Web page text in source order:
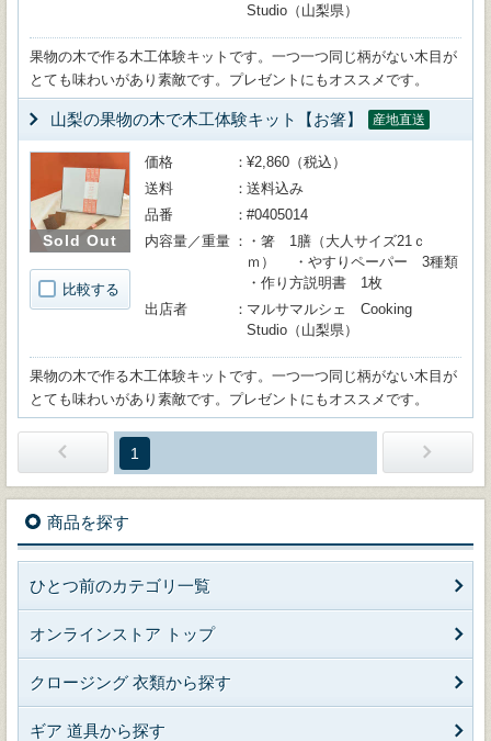
Studio（山梨県）
果物の木で作る木工体験キットです。一つ一つ同じ柄がない木目が
とても味わいがあり素敵です。プレゼントにもオススメです。
山梨の果物の木で木工体験キット【お箸】 産地直送
Sold Out
比較する
価格
¥2,860（税込）
送料
送料込み
品番
#0405014
内容量／重量
・箸 1膳（大人サイズ21ｃ
ｍ） ・やすりペーパー 3種類
・作り方説明書 1枚
出店者
マルサマルシェ Cooking
Studio（山梨県）
果物の木で作る木工体験キットです。一つ一つ同じ柄がない木目が
とても味わいがあり素敵です。プレゼントにもオススメです。
1
商品を探す
ひとつ前のカテゴリ一覧
オンラインストア トップ
クロージング 衣類から探す
ギア 道具から探す